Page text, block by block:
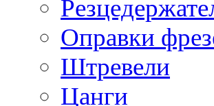
Оправки
Штревели
Цанги